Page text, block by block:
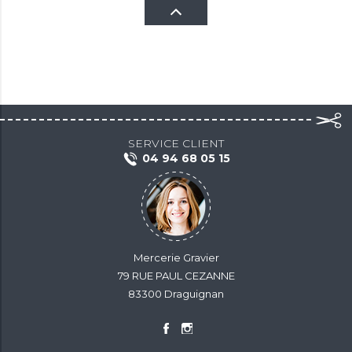
SERVICE CLIENT
04 94 68 05 15
Mercerie Gravier
79 RUE PAUL CEZANNE
83300 Draguignan